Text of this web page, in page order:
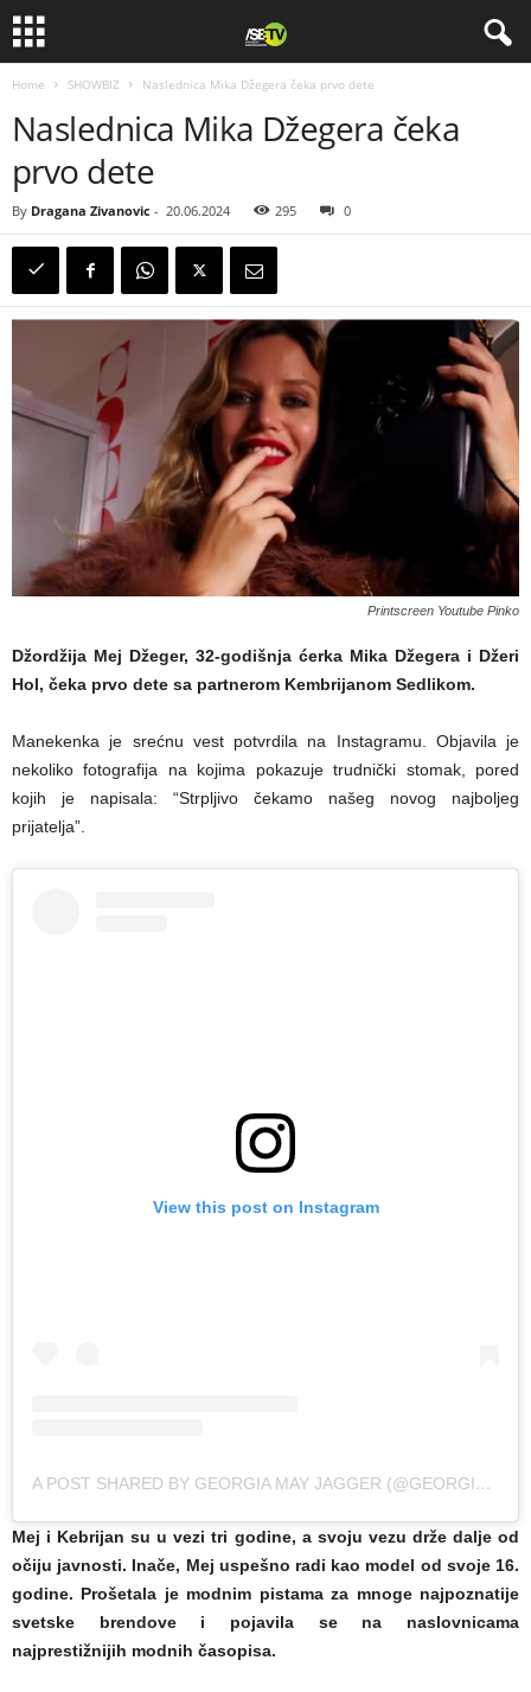
Home SHOWBIZ Naslednica Mika Džegera čeka prvo dete
Naslednica Mika Džegera čeka
prvo dete
By Dragana Zivanovic - 20.06.2024 295 0
Printscreen Youtube Pinko
Džordžija Mej Džeger, 32-godišnja ćerka Mika Džegera i Džeri
Hol, čeka prvo dete sa partnerom Kembrijanom Sedlikom.
Manekenka je srećnu vest potvrdila na Instagramu. Objavila je
nekoliko fotografija na kojima pokazuje trudnički stomak, pored
kojih je napisala: “Strpljivo čekamo našeg novog najboljeg
prijatelja”.
View this post on Instagram
A POST SHARED BY GEORGIA MAY JAGGER (@GEORGIAMAYJAGGER)
Mej i Kebrijan su u vezi tri godine, a svoju vezu drže dalje od
očiju javnosti. Inače, Mej uspešno radi kao model od svoje 16.
godine. Prošetala je modnim pistama za mnoge najpoznatije
svetske brendove i pojavila se na naslovnicama
najprestižnijih modnih časopisa.